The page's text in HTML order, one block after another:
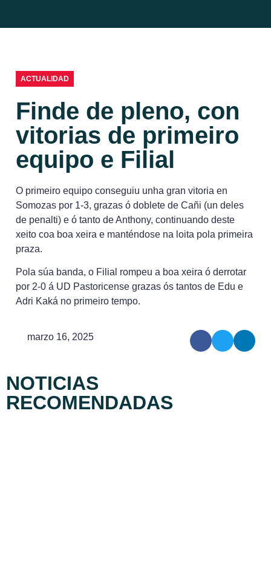
ACTUALIDAD
Finde de pleno, con
vitorias de primeiro
equipo e Filial
O primeiro equipo conseguiu unha gran vitoria en
Somozas por 1-3, grazas ó doblete de Cañi (un deles
de penalti) e ó tanto de Anthony, continuando deste
xeito coa boa xeira e manténdose na loita pola primeira
praza.
Pola súa banda, o Filial rompeu a boa xeira ó derrotar
por 2-0 á UD Pastoricense grazas ós tantos de Edu e
Adri Kaká no primeiro tempo.
marzo 16, 2025
NOTICIAS
RECOMENDADAS